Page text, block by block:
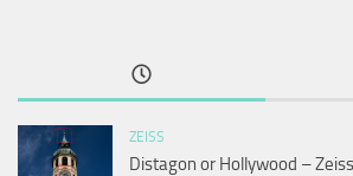
ZEISS
Distagon or Hollywood –